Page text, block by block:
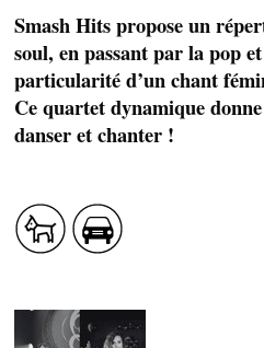
SAVEURS LOCALES
SANTÉ
Smash Hits propose un
soul, en passant par la pop
particularité d’un chant
Ce quartet dynamique
danser et chanter !